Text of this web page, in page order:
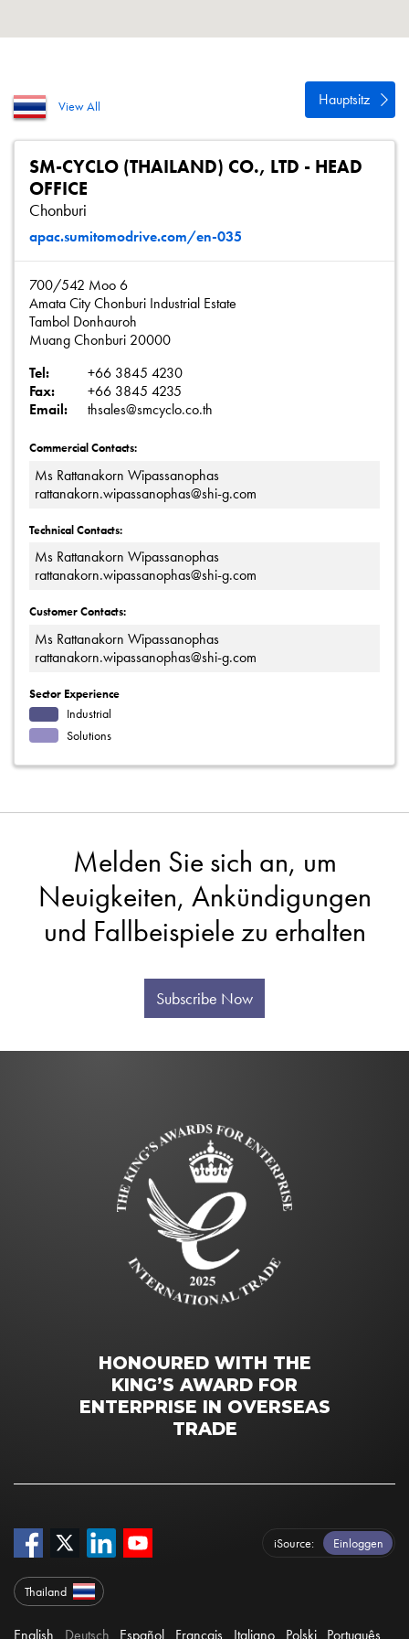
View All Hauptsitz
SM-CYCLO (THAILAND) CO., LTD - HEAD
OFFICE
Chonburi
apac.sumitomodrive.com/en-035
700/542 Moo 6
Amata City Chonburi Industrial Estate
Tambol Donhauroh
Muang Chonburi 20000
Tel:
+66 3845 4230
Fax:
+66 3845 4235
Email:
thsales@smcyclo.co.th
Commercial Contacts:
Ms Rattanakorn Wipassanophas
rattanakorn.wipassanophas@shi-g.com
Technical Contacts:
Ms Rattanakorn Wipassanophas
rattanakorn.wipassanophas@shi-g.com
Customer Contacts:
Ms Rattanakorn Wipassanophas
rattanakorn.wipassanophas@shi-g.com
Sector Experience
Industrial
Solutions
Melden Sie sich an, um
Neuigkeiten, Ankündigungen
und Fallbeispiele zu erhalten
Subscribe Now
HONOURED WITH THE
KING’S AWARD FOR
ENTERPRISE IN OVERSEAS
TRADE
iSource Einloggen
Thailand
English Deutsch Español Français Italiano Polski Português
Sitemap
Einloggen